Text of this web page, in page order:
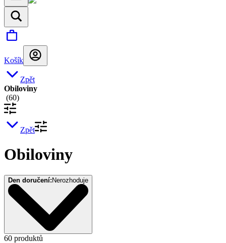
Košík
Zpět
Obiloviny
(60)
Zpět
Obiloviny
Den doručení: Nerozhoduje
60 produktů